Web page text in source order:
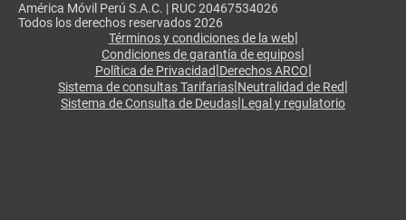
América Móvil Perú S.A.C. | RUC 20467534026
Todos los derechos reservados 2026
Términos y condiciones de la web|
Condiciones de garantía de equipos|
Política de Privacidad|Derechos ARCO|
Sistema de consultas Tarifarias|Neutralidad de Red|
Sistema de Consulta de Deudas|Legal y regulatorio